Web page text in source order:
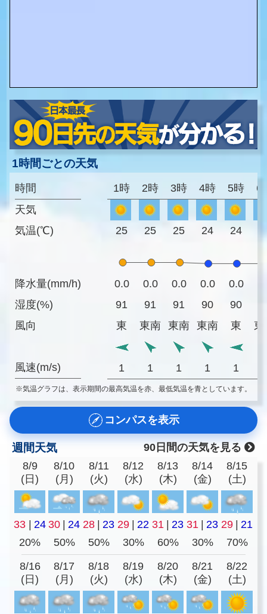
1時間ごとの天気
時間
天気
気温(℃)
降水量(mm/h)
湿度(%)
風向
風速(m/s)
1時 2時 3時 4時 5時 6
25 25 25 24 24
0.0 0.0 0.0 0.0 0.0
91
91 91 90 90
東
東南 東南 東南 東 東
1 1 1 1 1
※気温グラフは、表示期間の最高気温を赤、最低気温を青としています。
コンパスを表示
週間天気
90日間の天気を見る
8/9
(日)
8/10
(月)
8/11
(火)
8/12
(水)
8/13
(木)
8/14
(金)
8/15
(土)
33 | 24 30 | 24 28 | 23 29 | 22 31 | 23 31 | 23 29 | 21
20%
50% 50% 30% 60% 30% 70%
8/16
(日)
8/17
(月)
8/18
(火)
8/19
(水)
8/20
(木)
8/21
(金)
8/22
(土)